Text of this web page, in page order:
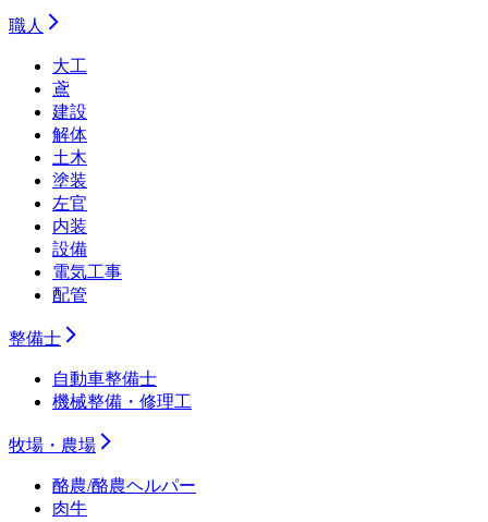
職人
大工
鳶
建設
解体
土木
塗装
左官
内装
設備
電気工事
配管
整備士
自動車整備士
機械整備・修理工
牧場・農場
酪農/酪農ヘルパー
肉牛